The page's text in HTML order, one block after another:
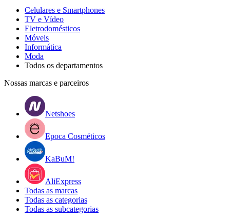
Celulares e Smartphones
TV e Vídeo
Eletrodomésticos
Móveis
Informática
Moda
Todos os departamentos
Nossas marcas e parceiros
Netshoes
Epoca Cosméticos
KaBuM!
AliExpress
Todas as marcas
Todas as categorias
Todas as subcategorias